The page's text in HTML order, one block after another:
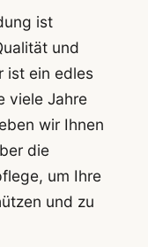
ist
und
ist ein edles
viele Jahre
wir Ihnen
die
um Ihre
und zu